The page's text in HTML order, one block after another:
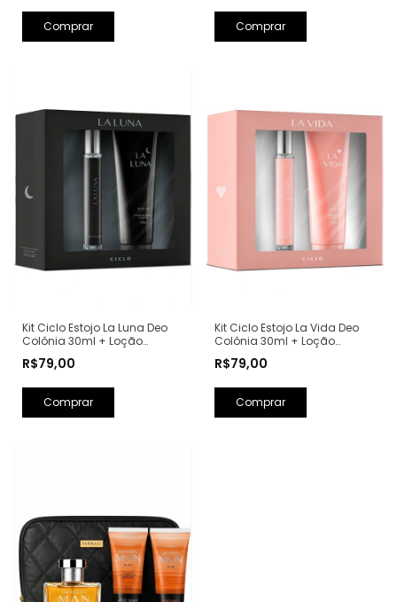
Kit Ciclo Estojo La Luna Deo
Colônia 30ml + Loção
Olfativa: La Nuit Trésor
R$79,00
Kit Ciclo Estojo La Vida Deo
Colônia 30ml + Loção
Olfativa: La Vie Est Belle
R$79,00